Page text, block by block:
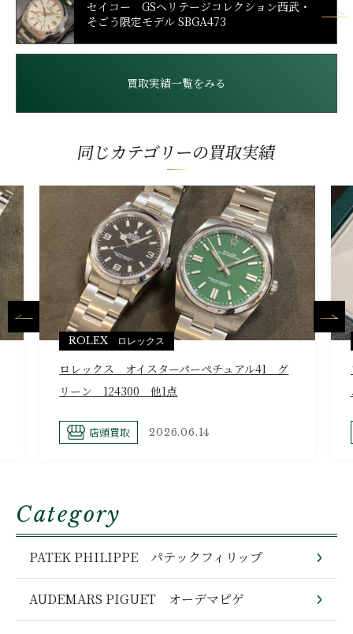
買取実績一覧をみる
セイコー GSヘリテージコレクション西武・
そごう限定モデル SBGA473
同じカテゴリーの買取実績
ROLEX ロレックス
ロレックス オイスターパーペチュアル41 グ
リーン 124300 他1点
店頭買取 2026.06.14
Category
PATEK PHILIPPE パテックフィリップ
AUDEMARS PIGUET オーデマピゲ